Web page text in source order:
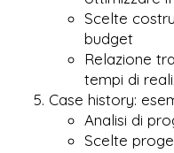
Scelte
budget
Relazione
tempi di
Case history:
Analisi di
Scelte